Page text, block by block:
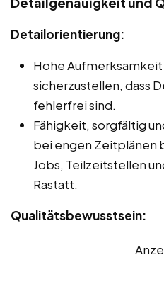
Detailorientierung:
Hohe Aufmerksamkeit
sicherzustellen, dass
fehlerfrei sind.
Fähigkeit, sorgfältig
bei engen Zeitplänen
Jobs, Teilzeitstellen
Rastatt.
Qualitätsbewusstsein: